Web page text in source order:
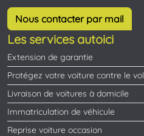
Nous contacter par mail
Les services autoici
Extension de garantie
Protégez votre voiture contre le vol
Livraison de voitures à domicile
Immatriculation de véhicule
Reprise voiture occasion